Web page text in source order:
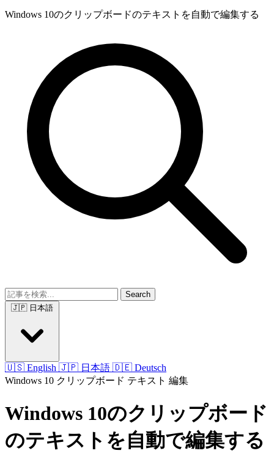
Windows 10のクリップボードのテキストを自動で編集する
Search
🇺🇸 English 🇯🇵 日本語 🇩🇪 Deutsch
Windows 10 クリップボード テキスト 編集
Windows 10のクリップボード
のテキストを自動で編集する